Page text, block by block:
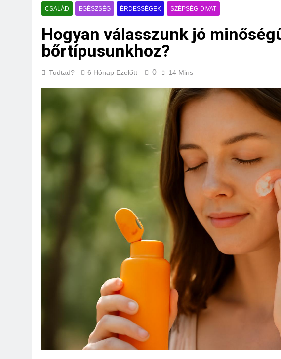
3 Nap Ezelőtt
CSALÁD EGÉSZSÉG ÉRDESSÉGEK SZÉPSÉG-DIVAT
Hogyan válasszunk jó
bőrtípusunkhoz?
Tudtad? 6 Hónap Ezelőtt 0 14 Mins